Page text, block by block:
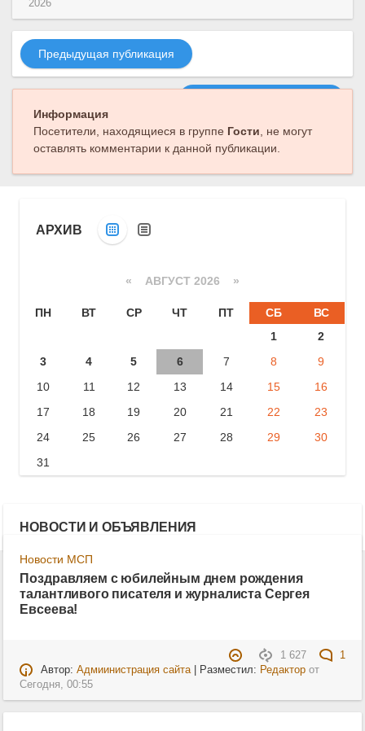
2026
Предыдущая публикация
Информация
Посетители, находящиеся в группе Гости, не могут
оставлять комментарии к данной публикации.
АРХИВ
« АВГУСТ 2026 »
ПН ВТ СР ЧТ ПТ СБ
ВС
1
2
3
4 5 6 7 8
9
10
11 12 13 14 15
16
17
18 19 20 21 22
23
24
25 26 27 28 29
30
31
НОВОСТИ И ОБЪЯВЛЕНИЯ
Новости МСП
Поздравляем с юбилейным днем рождения
талантливого писателя и журналиста Сергея
Евсеева!
1 627
1
Автор: Адмиинистрация сайта| Разместил: Редакторот
Сегодня, 00:55